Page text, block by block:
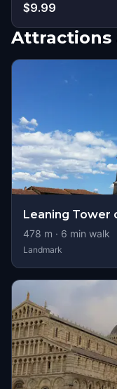
$9.99
Attractions
Leaning Tower
478 m · 6 min walk
Landmark